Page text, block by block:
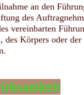
an den
des
vereinbarten
des Körpers oder